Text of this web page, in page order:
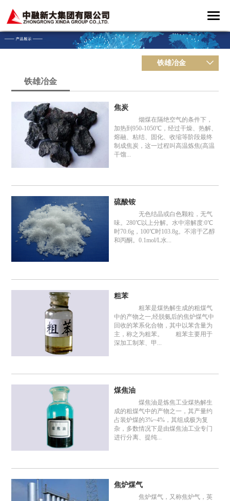
铁雄冶金
铁雄冶金
焦炭
烟煤在隔绝空气的条件下，
加热到950-1050℃，经过干燥、热解、
熔融、粘结、固化、收缩等阶段最终
制成焦炭，这一过程叫高温炼焦(高温
干馏...
硫酸铵
无色结晶或白色颗粒，无气
味。280℃以上分解。水中溶解度:0℃
时70.6g，100℃时103.8g。不溶于乙醇
和丙酮。0.1mol/L水...
粗苯
粗苯是煤热解生成的粗煤气
中的产物之一,经脱氨后的焦炉煤气中
回收的苯系化合物，其中以苯含量为
主，称之为粗苯。 粗苯主要用于
深加工制苯、甲...
煤焦油
煤焦油是炼焦工业煤热解生
成的粗煤气中的产物之一，其产量约
占装炉煤的3%~4%，其组成极为复
杂，多数情况下是由煤焦油工业专门
进行分离、提纯...
焦炉煤气
焦炉煤气，又称焦炉气，英